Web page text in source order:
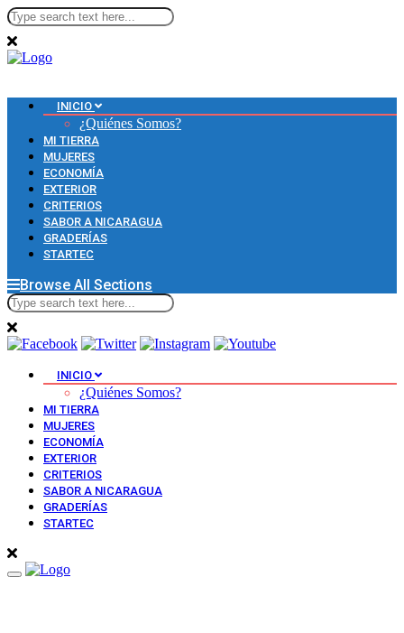
INICIO
¿Quiénes Somos?
MI TIERRA
MUJERES
ECONOMÍA
EXTERIOR
CRITERIOS
SABOR A NICARAGUA
GRADERÍAS
STARTEC
Browse All Sections
INICIO
¿Quiénes Somos?
MI TIERRA
MUJERES
ECONOMÍA
EXTERIOR
CRITERIOS
SABOR A NICARAGUA
GRADERÍAS
STARTEC
Toggle